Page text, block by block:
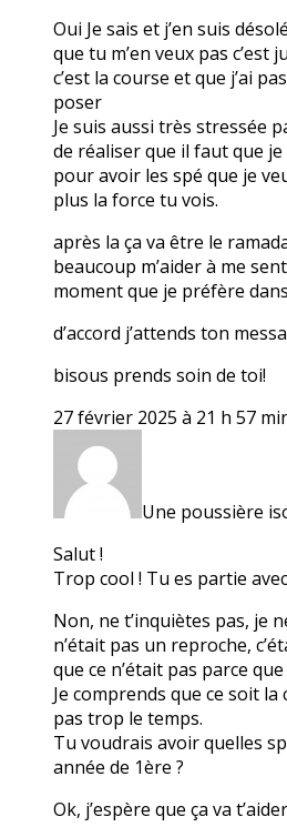
Oui Je sais et j’en suis
que tu m’en veux pas c’est
c’est la course et que j’ai
poser
Je suis aussi très stressée
de réaliser que il faut que
pour avoir les spé que je
plus la force tu vois.
après la ça va être le
beaucoup m’aider à me
moment que je préfère
d’accord j’attends ton
bisous prends soin de toi!
27 février 2025 à 21 h 57
Une poussière
Salut !
Trop cool ! Tu es partie
Non, ne t’inquiètes pas, je
n’était pas un reproche,
que ce n’était pas parce que
Je comprends que ce soit la
pas trop le temps.
Tu voudrais avoir quelles
année de 1ère ?
Ok, j’espère que ça va